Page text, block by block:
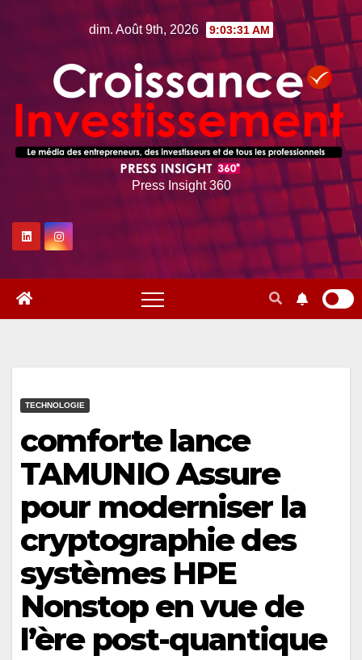
dim. Août 9th, 2026 9:03:32 AM
Press Insight 360
TECHNOLOGIE
comforte lance
TAMUNIO Assure
pour moderniser la
cryptographie des
systèmes HPE
Nonstop en vue de
l’ère post-quantique